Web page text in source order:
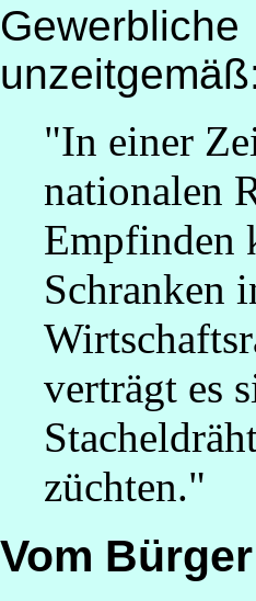
"In einer
nationalen
Empfinden
Schranken
verträgt es
züchten."
Vom